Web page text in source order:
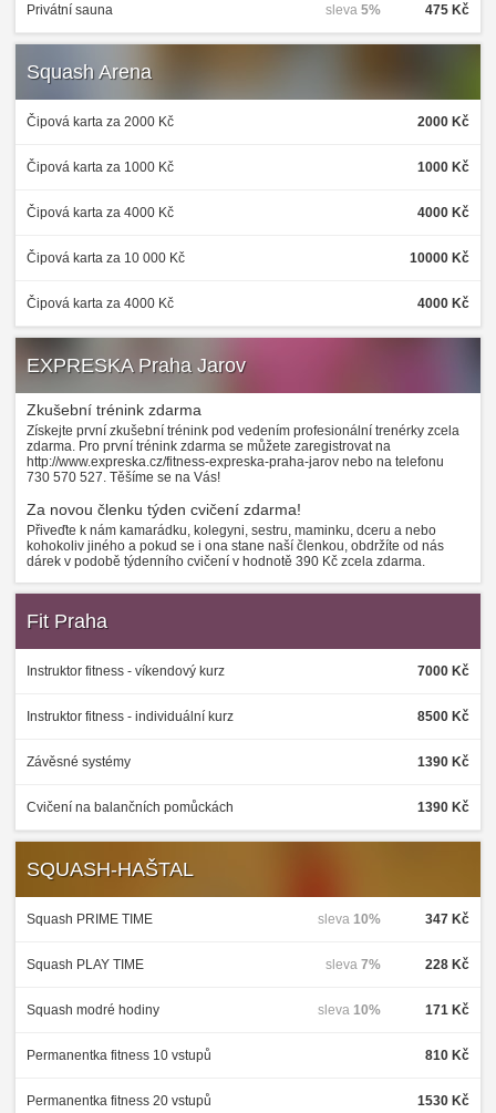
Privátní sauna 475 Kč
sleva 5%
Squash Arena
Čipová karta za 2000 Kč 2000 Kč
Čipová karta za 1000 Kč 1000 Kč
Čipová karta za 4000 Kč 4000 Kč
Čipová karta za 10 000 Kč 10000 Kč
Čipová karta za 4000 Kč 4000 Kč
EXPRESKA Praha Jarov
Zkušební trénink zdarma
Získejte první zkušební trénink pod vedením profesionální trenérky zcela
zdarma. Pro první trénink zdarma se můžete zaregistrovat na
http://www.expreska.cz/fitness-expreska-praha-jarov nebo na telefonu
730 570 527. Těšíme se na Vás!
Za novou členku týden cvičení zdarma!
Přiveďte k nám kamarádku, kolegyni, sestru, maminku, dceru a nebo
kohokoliv jiného a pokud se i ona stane naší členkou, obdržíte od nás
dárek v podobě týdenního cvičení v hodnotě 390 Kč zcela zdarma.
Fit Praha
Instruktor fitness - víkendový kurz 7000 Kč
Instruktor fitness - individuální kurz 8500 Kč
Závěsné systémy 1390 Kč
Cvičení na balančních pomůckách 1390 Kč
SQUASH-HAŠTAL
Squash PRIME TIME 347 Kč
sleva 10%
Squash PLAY TIME 228 Kč
sleva 7%
Squash modré hodiny 171 Kč
sleva 10%
Permanentka fitness 10 vstupů 810 Kč
Permanentka fitness 20 vstupů 1530 Kč